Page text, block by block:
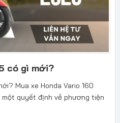
có gì mới?
Mua xe Honda Vario 160
quyết định về phương tiện